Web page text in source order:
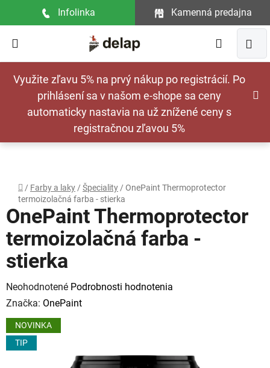
Využite zľavu 5% na prvý nákup po registrácií. Po
prihlásení sa v našom e-shope sa ceny
automaticky nastavia na už znížené ceny s
registračnou zľavou 5%
Infolinka Kamenná predajna
Hľadať
Domov
/ Farby a laky / Špeciality / OnePaint Thermoprotector
termoizolačná farba - stierka
OnePaint Thermoprotector
termoizolačná farba -
stierka
Priemerné
hodnotenie
produktu
je
0,0
Neohodnotené Podrobnosti hodnotenia
Značka: OnePaint
NOVINKA
TIP